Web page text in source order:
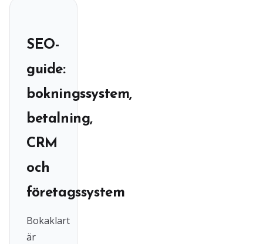
SEO-
guide:
bokningssystem,
betalning,
CRM
och
företagssystem
Bokaklart
är